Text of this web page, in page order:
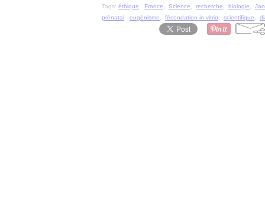
Tags: éthique France Science recherche biologie
prénatal
eugénisme fécondation in vitrio scientifique